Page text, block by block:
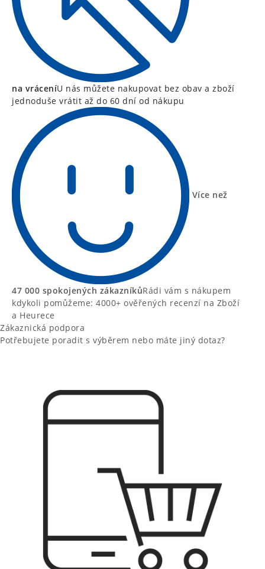
na vráceníU nás můžete nakupovat bez obav a zboží
jednoduše vrátit až do 60 dní od nákupu
Více než
47 000 spokojených zákazníkůRádi vám s nákupem
kdykoli pomůžeme: 4000+ ověřených recenzí na Zboží
a Heurece
Zákaznická podpora
Potřebujete poradit s výběrem nebo máte jiný dotaz?